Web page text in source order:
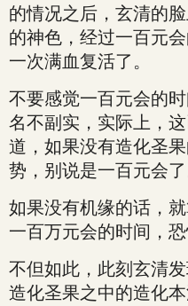
的情况之后，玄清的
的神色，经过一百元
一次满血复活了。
不要感觉一百元会的
名不副实，实际上，
道，如果没有造化圣
势，别说是一百元会了
如果没有机缘的话，
一百万元会的时间，
不但如此，此刻玄清
造化圣果之中的造化